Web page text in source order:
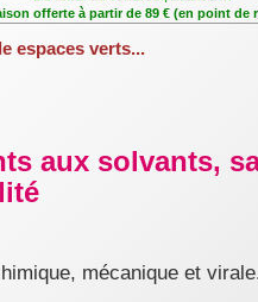
offerte à partir de 89 € (en point de
espaces verts...
aux solvants,
mécanique et